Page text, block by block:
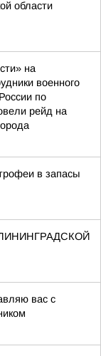
области
на
военного
по
рейд на
в запасы
вас с